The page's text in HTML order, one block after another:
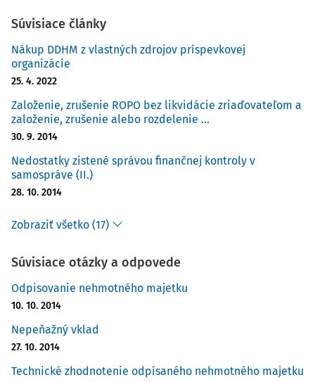
Súvisiace články
Nákup DDHM z vlastných zdrojov príspevkovej
organizácie
25. 4. 2022
Založenie, zrušenie ROPO bez likvidácie zriaďovateľom a
založenie, zrušenie alebo rozdelenie ...
30. 9. 2014
Nedostatky zistené správou finančnej kontroly v
samospráve (II.)
28. 10. 2014
Zobraziť všetko (17)
Súvisiace otázky a odpovede
Odpisovanie nehmotného majetku
10. 10. 2014
Nepeňažný vklad
27. 10. 2014
Technické zhodnotenie odpísaného nehmotného majetku